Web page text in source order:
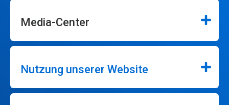
Media-Center
Nutzung unserer Website